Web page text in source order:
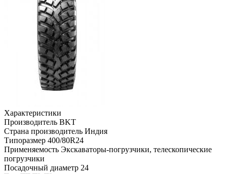
Характеристики
Производитель BKT
Страна производитель Индия
Типоразмер 400/80R24
Применяемость Экскаваторы-погрузчики, телескопические
погрузчики
Посадочный диаметр 24